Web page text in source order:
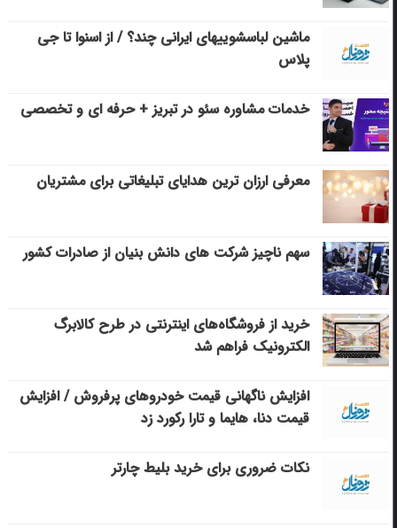
ماشین لباسشویی‎های ایرانی چند؟ / از اسنوا تا جی
پلاس
خدمات مشاوره سئو در تبریز + حرفه ای و تخصصی
معرفی ارزان ترین هدایای تبلیغاتی برای مشتریان
سهم ناچیز شرکت های دانش بنیان از صادرات کشور
خرید از فروشگاه‌های اینترنتی در طرح کالابرگ
الکترونیک فراهم شد
افزایش ناگهانی قیمت خودروهای پرفروش / افزایش
قیمت دنا، هایما و تارا رکورد زد
نکات ضروری برای خرید بلیط چارتر